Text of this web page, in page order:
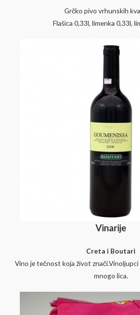
Grčko pivo vrhunskih
Flašica 0,33l, limenka 0,33l,
Vinarije
Creta i Boutari
Vino je tečnost koja život znači.Vinoljupci
mnogo lica.